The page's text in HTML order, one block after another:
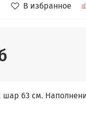
В избранное
63 см.